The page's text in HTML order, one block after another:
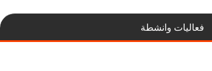
فعاليات وانشطة